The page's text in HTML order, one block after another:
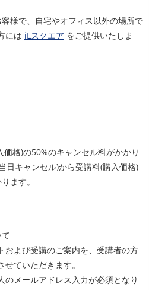
様で、自宅やオフィス以外の場所で
には iLスクエア をご提供いたしま
格)の50%のキャンセル料がかかり
日キャンセル)から受講料(購入価格)
ます。
および受講のご案内を、受講者の方
ていただきます。
のメールアドレス入力が必須となり